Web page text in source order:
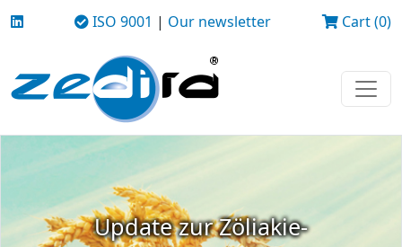
ISO 9001 | Our newsletter Cart (0)
Update zur Zöliakie-